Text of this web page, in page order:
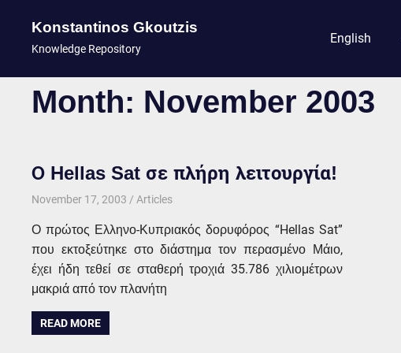
Konstantinos Gkoutzis
Knowledge Repository
English
Month: November 2003
Ο Hellas Sat σε πλήρη λειτουργία!
November 17, 2003 kgk
Articles
Ο πρώτος Ελληνο-Κυπριακός δορυφόρος “Hellas Sat”
που εκτοξεύτηκε στο διάστημα τον περασμένο Μάιο,
έχει ήδη τεθεί σε σταθερή τροχιά 35.786 χιλιομέτρων
μακριά από τον πλανήτη
READ MORE